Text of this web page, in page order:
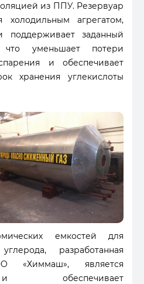
из ППУ. Резервуар
холодильным агрегатом,
поддерживает заданный
что уменьшает потери
и обеспечивает
хранения углекислоты
емкостей для
разработанная
«Химмаш», является